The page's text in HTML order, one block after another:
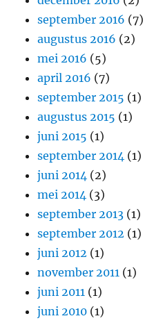
september 2016 (7)
augustus 2016 (2)
mei 2016 (5)
april 2016 (7)
september 2015 (1)
augustus 2015 (1)
juni 2015 (1)
september 2014 (1)
juni 2014 (2)
mei 2014 (3)
september 2013 (1)
september 2012 (1)
juni 2012 (1)
november 2011 (1)
juni 2011 (1)
juni 2010 (1)